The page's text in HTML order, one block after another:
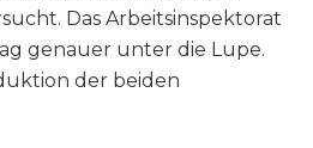
Das Arbeitsinspektorat
genauer unter die Lupe.
der beiden